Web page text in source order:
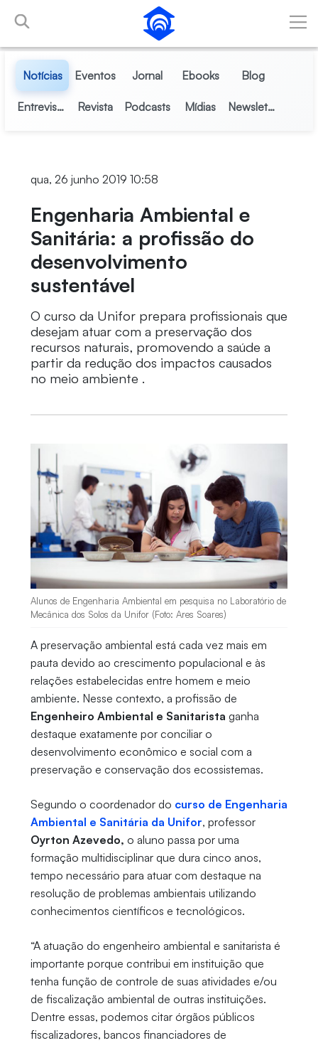
Pular para o Conteúdo principal
Notícias Eventos Jornal Ebooks Blog
Entrevistas Revista Podcasts Mídias Newsletter
qua, 26 junho 2019 10:58
Engenharia Ambiental e
Sanitária: a profissão do
desenvolvimento
sustentável
O curso da Unifor prepara profissionais que
desejam atuar com a preservação dos
recursos naturais, promovendo a saúde a
partir da redução dos impactos causados
no meio ambiente .
Alunos de Engenharia Ambiental em pesquisa no Laboratório de
Mecânica dos Solos da Unifor (Foto: Ares Soares)
A preservação ambiental está cada vez mais em
pauta devido ao crescimento populacional e às
relações estabelecidas entre homem e meio
ambiente. Nesse contexto, a profissão de
Engenheiro Ambiental e Sanitarista ganha
destaque exatamente por conciliar o
desenvolvimento econômico e social com a
preservação e conservação dos ecossistemas.
Segundo o coordenador do curso de Engenharia
Ambiental e Sanitária da Unifor, professor
Oyrton Azevedo, o aluno passa por uma
formação multidisciplinar que dura cinco anos,
tempo necessário para atuar com destaque na
resolução de problemas ambientais utilizando
conhecimentos científicos e tecnológicos.
“A atuação do engenheiro ambiental e sanitarista é
importante porque contribui em instituição que
tenha função de controle de suas atividades e/ou
de fiscalização ambiental de outras instituições.
Dentre essas, podemos citar órgãos públicos
fiscalizadores, bancos financiadores de